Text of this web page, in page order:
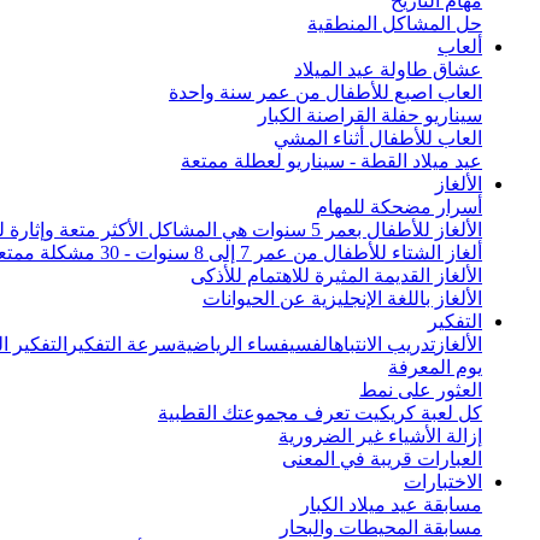
حل المشاكل المنطقية
ألعاب
عشاق طاولة عيد الميلاد
العاب اصبع للأطفال من عمر سنة واحدة
سيناريو حفلة القراصنة الكبار
العاب للأطفال أثناء المشي
عيد ميلاد القطة - سيناريو لعطلة ممتعة
الألغاز
أسرار مضحكة للمهام
الألغاز للأطفال بعمر 5 سنوات هي المشاكل الأكثر متعة وإثارة للاهتمام من جميع أنحاء العالم
ألغاز الشتاء للأطفال من عمر 7 إلى 8 سنوات - 30 مشكلة ممتعة
الألغاز القديمة المثيرة للاهتمام للأذكى
الألغاز باللغة الإنجليزية عن الحيوانات
التفكير
الألغاز تدريب الانتباهالفسيفساء الرياضيةسرعة التفكير
يوم المعرفة
العثور على نمط
كل لعبة كريكيت تعرف مجموعتك القطبية
إزالة الأشياء غير الضرورية
العبارات قريبة في المعنى
الاختبارات
مسابقة عيد ميلاد الكبار
مسابقة المحيطات والبحار